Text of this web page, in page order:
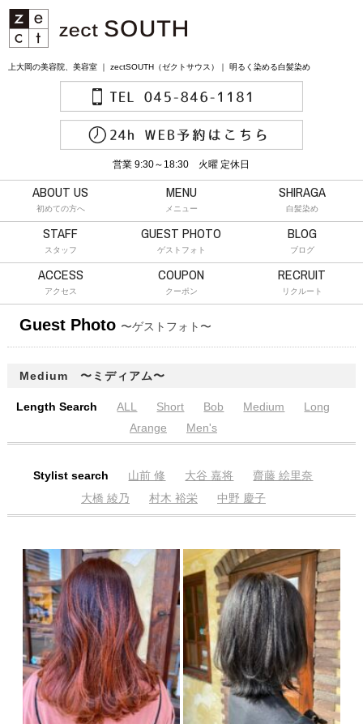
上大岡の美容院、美容室 ｜ zectSOUTH（ゼクトサウス）｜ 明るく染める白髪染め
営業 9:30～18:30 火曜 定休日
ABOUT US
初めての方へ
MENU
メニュー
SHIRAGA
白髪染め
STAFF
スタッフ
GUEST PHOTO
ゲストフォト
BLOG
ブログ
ACCESS
アクセス
COUPON
クーポン
RECRUIT
リクルート
Guest Photo 〜ゲストフォト〜
Medium 〜ミディアム〜
Length Search ALL Short Bob Medium
Long
Arange
Men's
Stylist search 山前 修 大谷 嘉将
齋藤 絵里奈
大橋 綾乃
村木 裕栄 中野 慶子